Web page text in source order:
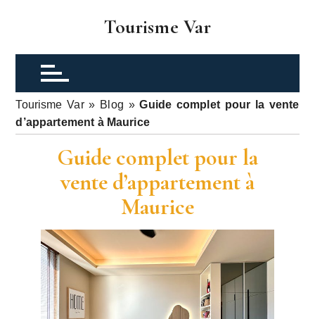
r
a
u
Tourisme Var
Tourisme Var» Blog »Guide complet pour la vente
d’appartement à Maurice
Guide complet pour la
vente d’appartement à
Maurice